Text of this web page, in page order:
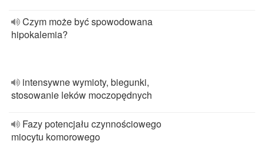
Czym może być spowodowana
hipokalemia?
intensywne wymioty, biegunki,
stosowanie leków moczopędnych
Fazy potencjału czynnościowego
miocytu komorowego